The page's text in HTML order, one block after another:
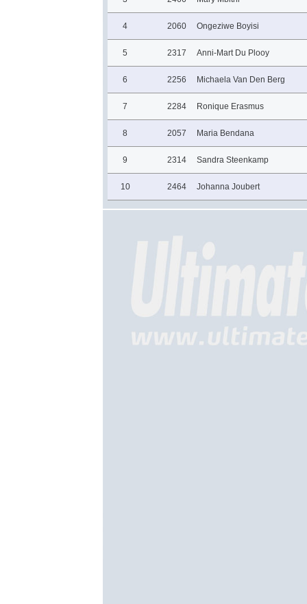
4 2060 Ongeziwe Boyisi
5 2317 Anni-Mart Du Plooy
6 2256 Michaela Van Den Berg
7 2284 Ronique Erasmus
8 2057 Maria Bendana
9 2314 Sandra Steenkamp
10 2464 Johanna Joubert